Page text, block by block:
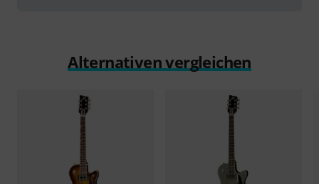
Alternativen vergleichen